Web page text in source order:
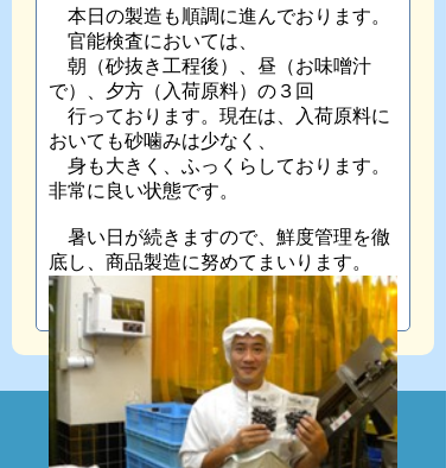
本日の製造も順調に進んでおります。
官能検査においては、
朝（砂抜き工程後）、昼（お味噌汁
で）、夕方（入荷原料）の３回
行っております。現在は、入荷原料に
おいても砂噛みは少なく、
身も大きく、ふっくらしております。
非常に良い状態です。
暑い日が続きますので、鮮度管理を徹
底し、商品製造に努めてまいります。